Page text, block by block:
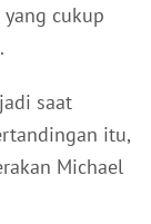
cukup
saat
itu,
Michael